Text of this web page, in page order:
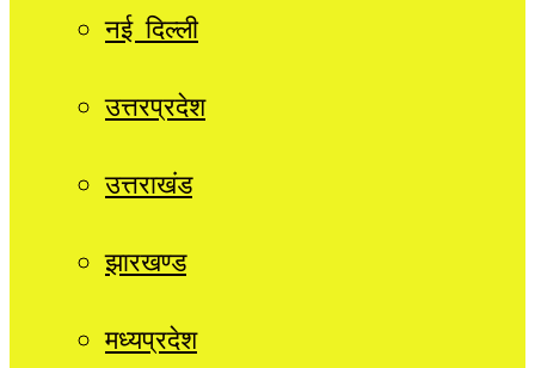
नई दिल्ली
उत्तरप्रदेश
उत्तराखंड
झारखण्ड
मध्यप्रदेश